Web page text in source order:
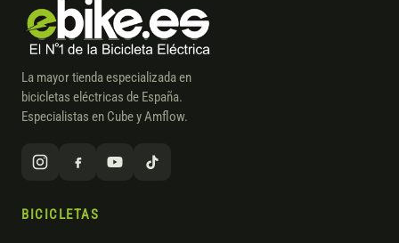
La mayor tienda especializada en
bicicletas eléctricas de España.
Especialistas en Cube y Amflow.
BICICLETAS